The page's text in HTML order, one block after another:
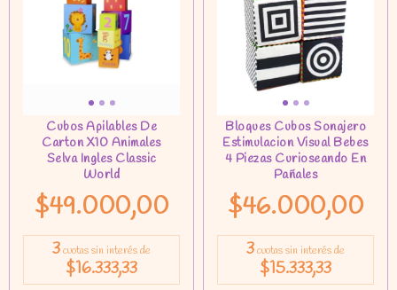
$49.000,00
3cuotas sin interés de
$16.333,33
$46.000,00
3cuotas sin interés de
$15.333,33